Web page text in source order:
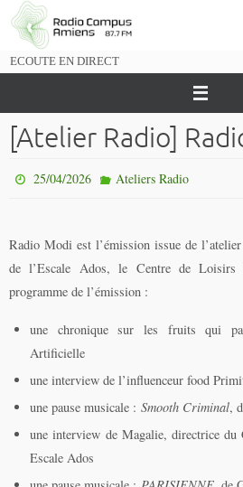
Passer
vers
ECOUTE EN DIRECT
[Atelier Radio]
25/04/2026 Ateliers Radio
Radio Modi est l’émission issue de
de l’Escale Ados, le Centre de
programme de l’émission :
une chronique sur les fruits qui
Artificielle
une interview de l’influenceur food
une pause musicale :Smooth Criminal,
une interview de Magalie, directrice
Escale Ados